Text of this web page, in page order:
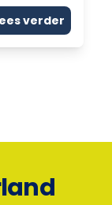
verder